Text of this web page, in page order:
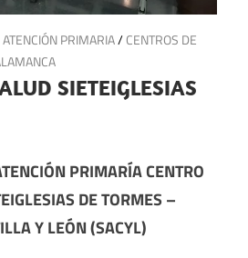
PRIMARIA/CENTROS DE
SIETEIGLESIAS
PRIMARÍA CENTRO
DE TORMES –
Y LEÓN (SACYL)